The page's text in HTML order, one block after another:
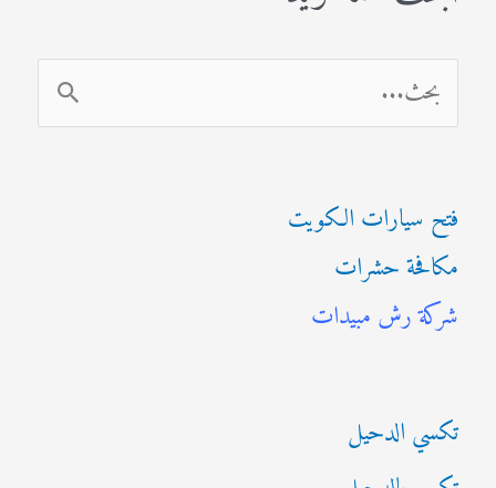
ل
ح
ث
ع
:
فتح سيارات الكويت
مكافحة حشرات
شركة رش مبيدات
تكسي الدحيل